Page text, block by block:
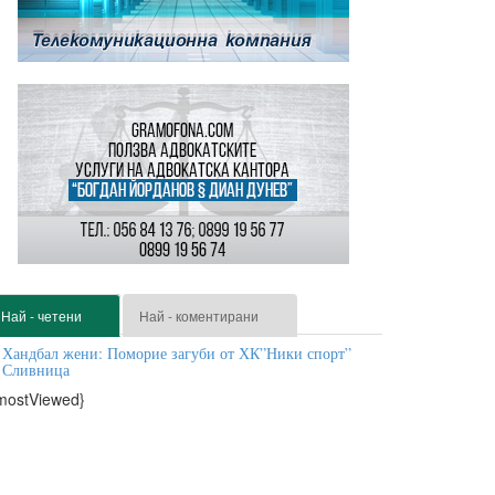
Най - четени Най - коментирани
Хандбал жени: Поморие загуби от ХК”Ники спорт”
Сливница